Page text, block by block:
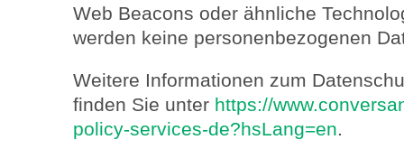
Web Beacons oder ähnliche
werden keine personenbezogenen
Weitere Informationen zum
finden Sie unter https://
policy-services-de?hsLang=en.